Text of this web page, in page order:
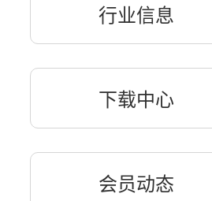
行业信息
下载中心
会员动态